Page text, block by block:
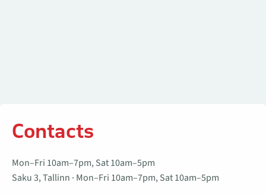
Contacts
Mon–Fri 10am–7pm, Sat 10am–5pm
Saku 3, Tallinn · Mon–Fri 10am–7pm, Sat 10am–5pm